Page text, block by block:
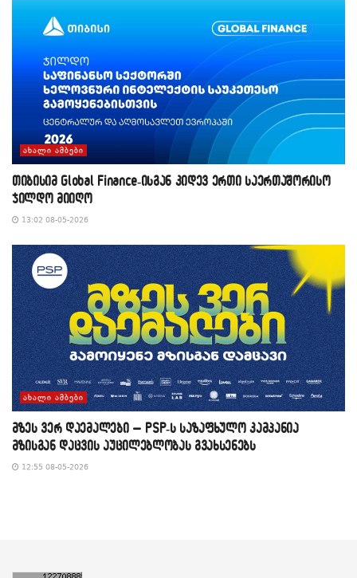
ᲐᲮᲐᲚᲘ ᲐᲛᲑᲔᲑᲘ
თიბისიმ Global Finance-ისგან კიდევ ერთი საერთაშორისო
ჯილდო მიიღო
13:02 08-05-2026
ᲐᲮᲐᲚᲘ ᲐᲛᲑᲔᲑᲘ
მზეს ვერ დაემალები – PSP-ს საზაფხულო კამპანია
მზისგან დაცვის აუცილებლობას გვახსენებს
12:55 08-05-2026